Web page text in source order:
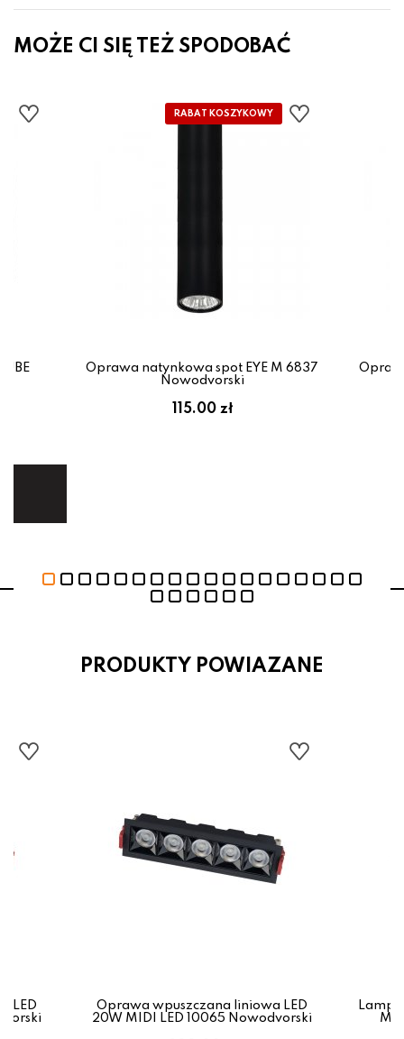
MOŻE CI SIĘ TEŻ SPODOBAĆ
Oprawa natynkowa spot EYE M 6837
Nowodvorski
115.00 zł
PRODUKTY POWIAZANE
LED
Oprawa wpuszczana liniowa LED
20W MIDI LED 10065 Nowodvorski